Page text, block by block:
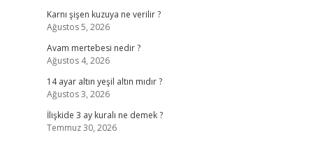
Karnı şişen kuzuya ne verilir ?
Ağustos 5, 2026
Avam mertebesi nedir ?
Ağustos 4, 2026
14 ayar altın yeşil altın mıdır ?
Ağustos 3, 2026
İlişkide 3 ay kuralı ne demek ?
Temmuz 30, 2026